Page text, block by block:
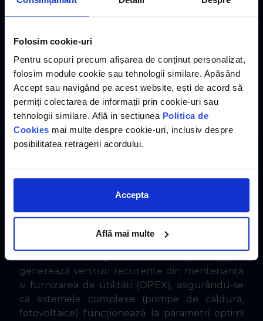
Folosim cookie-uri
Pentru scopuri precum afișarea de conținut personalizat,
folosim module cookie sau tehnologii similare. Apăsând
Accept sau navigând pe acest website, ești de acord să
permiți colectarea de informații prin cookie-uri sau
tehnologii similare. Află in sectiunea Politica de
Cookies mai multe despre cookie-uri, inclusiv despre
posibilitatea retragerii acordului.
Accepta
Află mai multe
pentru dezvoltatori:
Energy as a Service
Un punct de cotitură în discuție a fost
provocarea lansată dezvoltatorilor imobiliari: de
ce să cedați gratuit infrastructura
energetică?
În modelul clasic, dezvoltatorul investește în
operatorului de distribuție. Andrei Ceclan
propune o schimbare de paradigmă:
dezvoltatorul poate păstra aceste active și
poate oferi locatarilor servicii de energie
din vânzarea apartamentelor (CAPEX), ci
generează venituri recurente din mentenanță
și furnizarea de utilități (OPEX), asigurându-se
că sistemele complexe (pompe de căldură,
fotovoltaice) funcționează la parametri optimi